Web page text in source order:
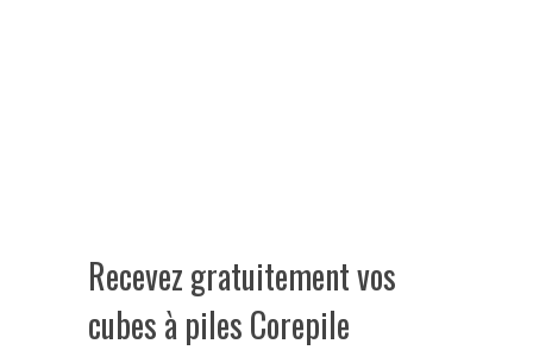
Recevez gratuitement vos
cubes à piles Corepile